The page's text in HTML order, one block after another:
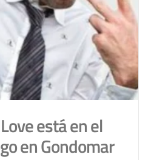
está en el
en Gondomar